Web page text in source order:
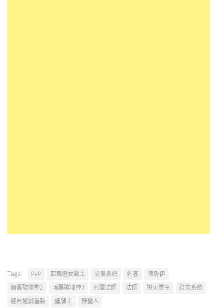
Tags: PVP 亞馬遜女戰士 交易系統 刺客
德魯伊
暗黑破壞神2
暗黑破壞神II 死靈法師 法師 獄火重生
符文系統
經典遊戲重製
聖騎士 野蠻人